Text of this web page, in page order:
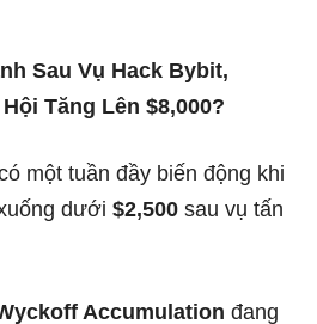
Sau Vụ Hack Bybit,
Tăng Lên $8,000?
một tuần đầy biến động khi
dưới $2,500 sau vụ tấn
Accumulation đang